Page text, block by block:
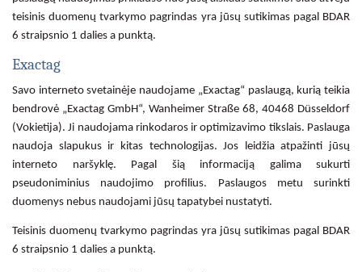
teisinis duomenų tvarkymo pagrindas yra jūsų sutikimas pagal BDAR
6 straipsnio 1 dalies a punktą.
Exactag
Savo interneto svetainėje naudojame „Exactag“ paslaugą, kurią teikia
bendrovė „Exactag GmbH“, Wanheimer Straße 68, 40468 Düsseldorf
(Vokietija). Ji naudojama rinkodaros ir optimizavimo tikslais. Paslauga
naudoja slapukus ir kitas technologijas. Jos leidžia atpažinti jūsų
interneto naršyklę. Pagal šią informaciją galima sukurti
pseudoniminius naudojimo profilius. Paslaugos metu surinkti
duomenys nebus naudojami jūsų tapatybei nustatyti.
Teisinis duomenų tvarkymo pagrindas yra jūsų sutikimas pagal BDAR
6 straipsnio 1 dalies a punktą.